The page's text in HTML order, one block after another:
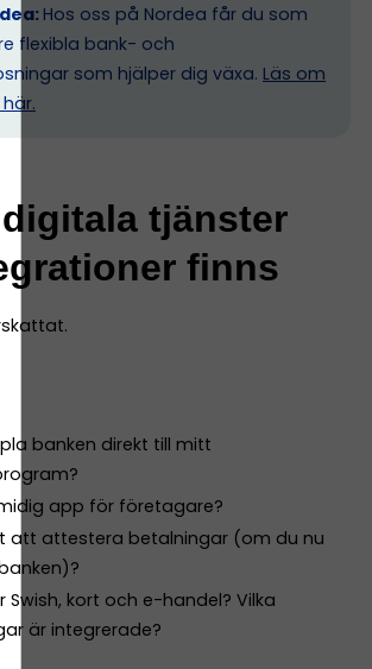
Hos oss på Nordea får du som
flexibla bank- och
som hjälper dig växa. Läs om
tjänster
finns
banken direkt till mitt
app för företagare?
att attestera betalningar (om du nu
Swish, kort och e-handel? Vilka
är integrerade?